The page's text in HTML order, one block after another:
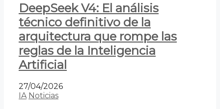
DeepSeek V4: El análisis
técnico definitivo de la
arquitectura que rompe las
reglas de la Inteligencia
Artificial
27/04/2026
IA Noticias